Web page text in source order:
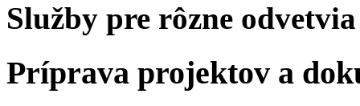
Služby pre rôzne odvetvia
Príprava projektov a